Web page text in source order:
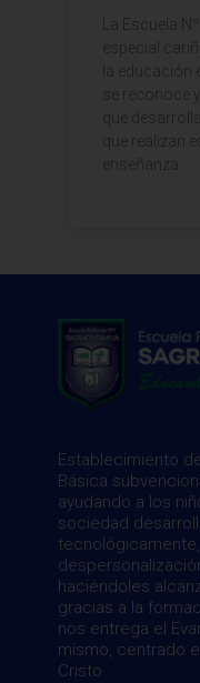
La Escuela
especial
la educación
se reconoce
que
que realizan
enseñanza
Establecimiento
Básica
ayudando a los
sociedad
haciéndoles
gracias a la
nos entrega el
mismo, centrado
Cristo.